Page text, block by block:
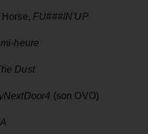
FU###IN'UP
heure
Dust
(son OVO)